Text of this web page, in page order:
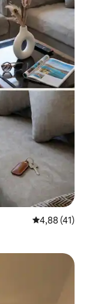
Priemerné
4,88 (41)